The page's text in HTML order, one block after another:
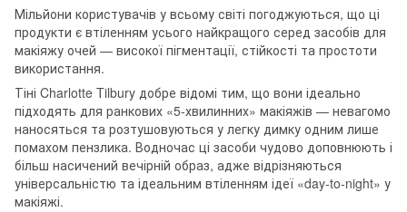
Мільйони користувачів у всьому світі погоджуються, що ці
продукти є втіленням усього найкращого серед засобів для
макіяжу очей — високої пігментації, стійкості та простоти
використання.
Тіні Charlotte Tilbury добре відомі тим, що вони ідеально
підходять для ранкових «5-хвилинних» макіяжів — невагомо
наносяться та розтушовуються у легку димку одним лише
помахом пензлика. Водночас ці засоби чудово доповнюють і
більш насичений вечірній образ, адже відрізняються
універсальністю та ідеальним втіленням ідеї «day-to-night» у
макіяжі.